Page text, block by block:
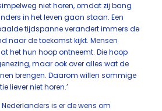
niet horen, omdat zij bang
in het leven gaan staan. Een
tijdspanne verandert immers de
naar de toekomst kijkt. Mensen
het hun hoop ontneemt. Die hoop
maar ook over alles wat de
brengen. Daarom willen sommige
liever niet horen.’
is er de wens om